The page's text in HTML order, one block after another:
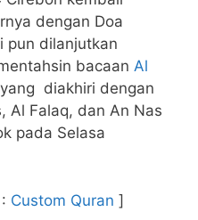
dengan Doa
pun dilanjutkan
bacaan Al
diakhiri dengan
Al Falaq, dan An Nas
pada Selasa
Custom Quran ]